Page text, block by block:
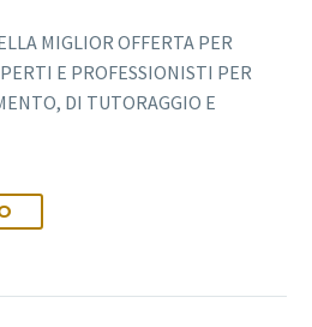
MIGLIOR OFFERTA PER
E PROFESSIONISTI PER
DI TUTORAGGIO E